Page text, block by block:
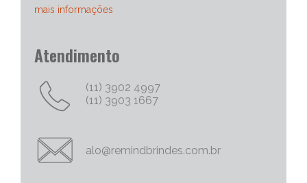
mais informações
eficazes para iniciar uma conversa com um
corporativo, quanto mais exclusivo e
personalizado, melhor será o “quebra do gelo”,
e abrirá mais espaço para tratativas
Chame Mais Atenção com Brinde Corporativos
Personalizados Criativos
Atendimento
(11) 3902 4997
(11) 3903 1667
alo@remindbrindes.com.br